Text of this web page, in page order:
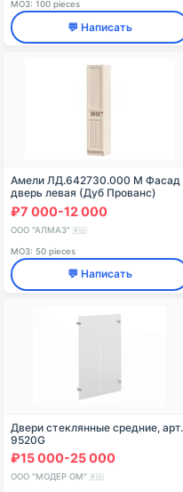
МОЗ: 100 pieces
💬 Написать
Амели ЛД.642730.000 М Фасад
дверь левая (Дуб Прованс)
₽7 000-12 000
ООО "АЛМАЗ" 🇷🇺
МОЗ: 50 pieces
💬 Написать
Двери стеклянные средние, арт.
9520G
₽15 000-25 000
ООО "МОДЕР ОМ" 🇷🇺